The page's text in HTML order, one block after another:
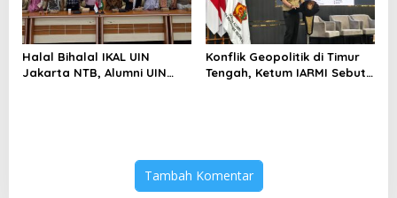
Halal Bihalal IKAL UIN
Jakarta NTB, Alumni UIN
Konflik Geopolitik di Timur
Tengah, Ketum IARMI Sebut
Tambah Komentar